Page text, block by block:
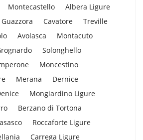
Montecastello
Albera Ligure
Guazzora Cavatore
Treville
Avolasca
Montacuto
Solonghello
Moncestino
Merana
Dernice
Mongiardino Ligure
Berzano di Tortona
Roccaforte Ligure
Carrega Ligure